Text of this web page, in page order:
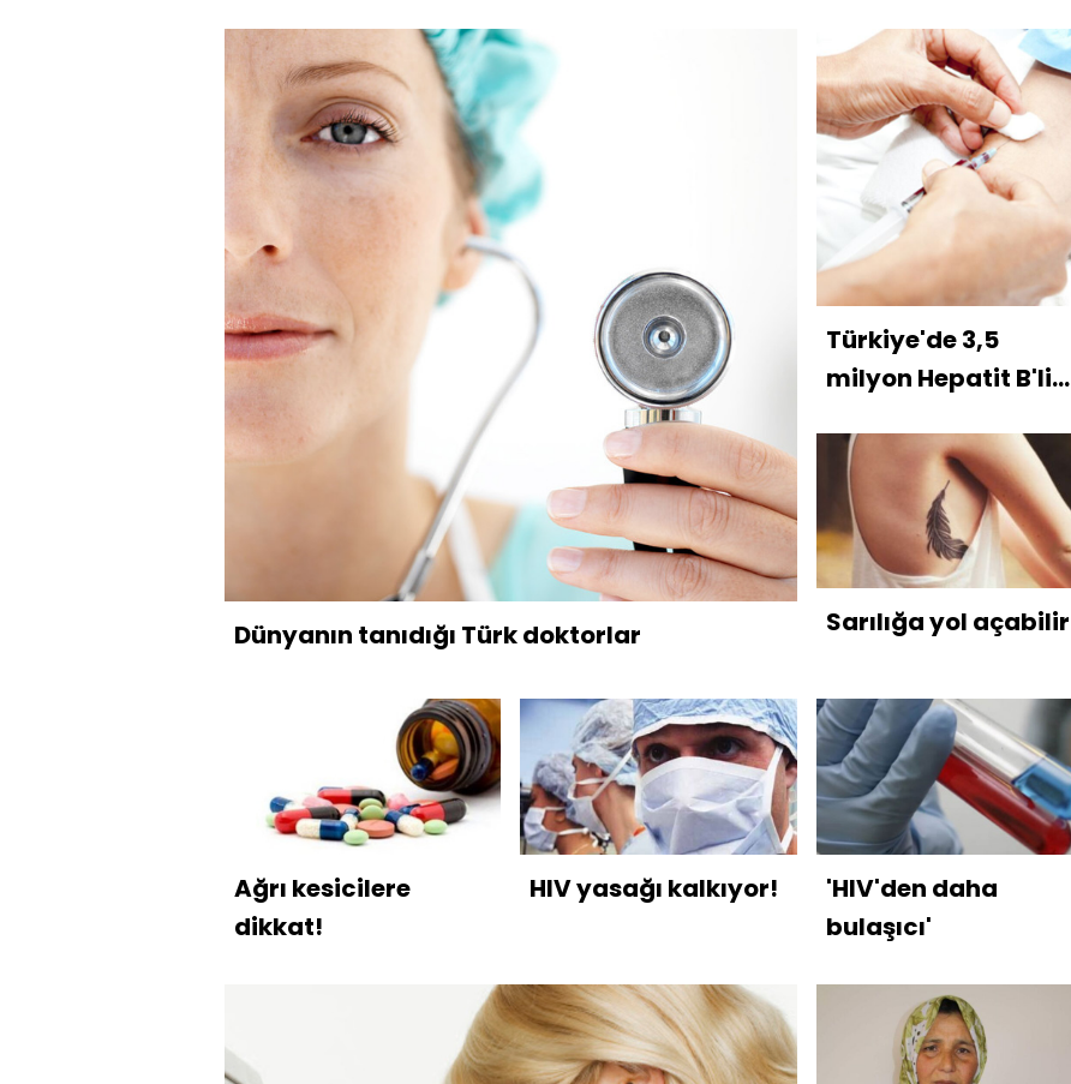
Dünyanın tanıdığı Türk doktorlar
Türkiye'de 3,5
milyon Hepatit B'li
Sarılığa yol açabilir
Ağrı kesicilere
dikkat!
HIV yasağı kalkıyor!
'HIV'den daha
bulaşıcı'